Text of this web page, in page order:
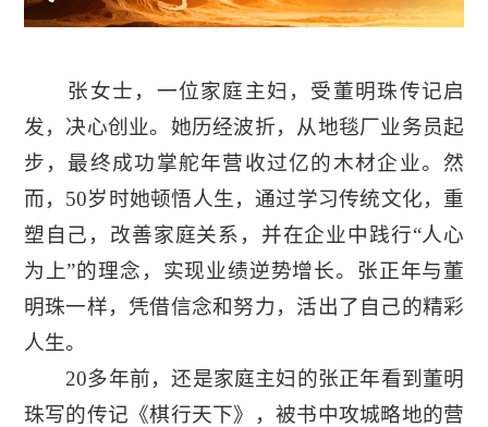
张女士，一位家庭主妇，受董明珠传记启
发，决心创业。她历经波折，从地毯厂业务员起
步，最终成功掌舵年营收过亿的木材企业。然
而，50岁时她顿悟人生，通过学习传统文化，重
塑自己，改善家庭关系，并在企业中践行“人心
为上”的理念，实现业绩逆势增长。张正年与董
明珠一样，凭借信念和努力，活出了自己的精彩
人生。
20多年前，还是家庭主妇的张正年看到董明
珠写的传记《棋行天下》，被书中攻城略地的营